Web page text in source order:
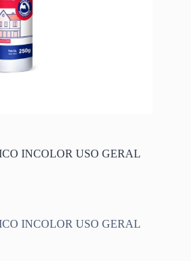
INCOLOR USO GERAL
INCOLOR USO GERAL